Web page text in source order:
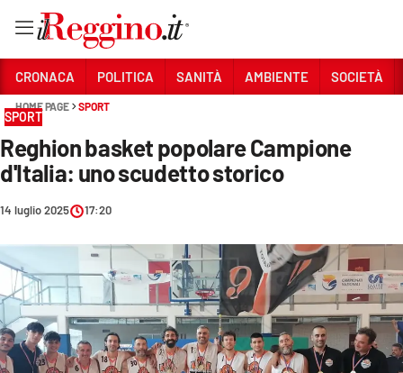
Sezioni
CRONACA
AMBIENTE
SOCIETÀ
CULTURA
CRONACA POLITICA SANITÀ AMBIENTE SOCIETÀ
HOME PAGE SPORT
SPORT
Reghion basket popolare Campione
d'Italia: uno scudetto storico
14 luglio 2025 17:20